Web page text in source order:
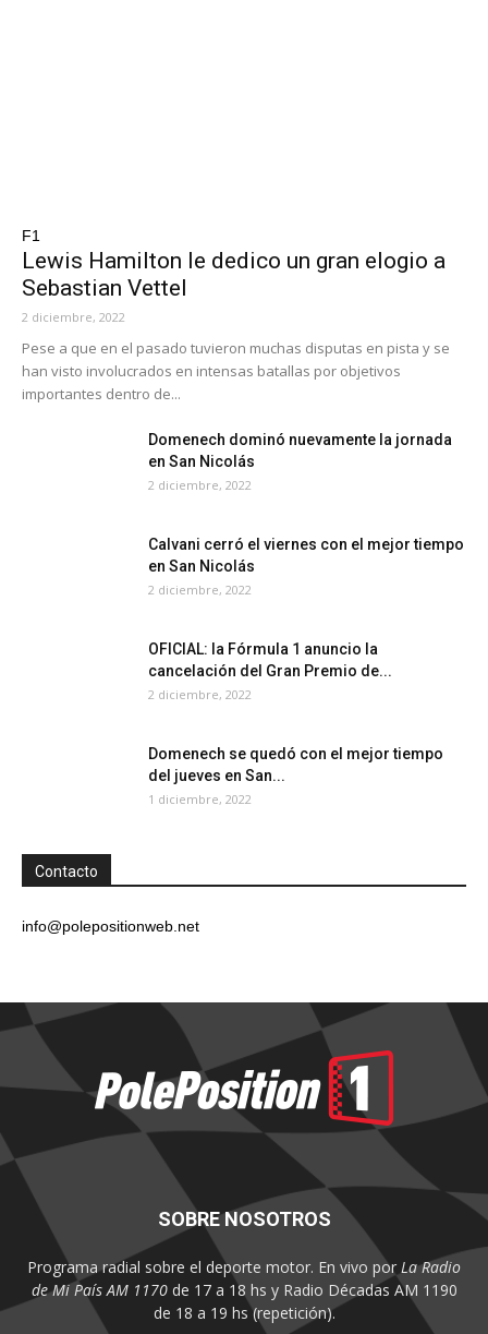
F1
Lewis Hamilton le dedico un gran elogio a
Sebastian Vettel
2 diciembre, 2022
Pese a que en el pasado tuvieron muchas disputas en pista y se
han visto involucrados en intensas batallas por objetivos
importantes dentro de...
Domenech dominó nuevamente la jornada
en San Nicolás
2 diciembre, 2022
Calvani cerró el viernes con el mejor tiempo
en San Nicolás
2 diciembre, 2022
OFICIAL: la Fórmula 1 anuncio la
cancelación del Gran Premio de...
2 diciembre, 2022
Domenech se quedó con el mejor tiempo
del jueves en San...
1 diciembre, 2022
Contacto
info@polepositionweb.net
SOBRE NOSOTROS
Programa radial sobre el deporte motor. En vivo por La Radio
de Mi País AM 1170de 17 a 18 hs y Radio Décadas AM 1190
de 18 a 19 hs (repetición).